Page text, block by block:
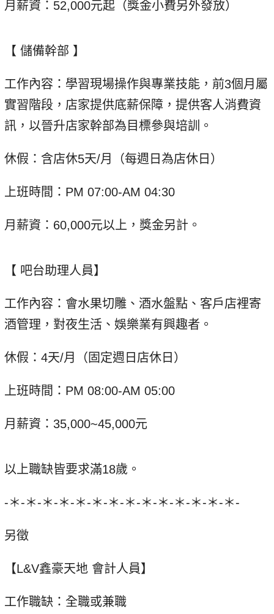
月薪資：52,000元起（獎金小費另外發放）
【 儲備幹部 】
工作內容：學習現場操作與專業技能，前3個月屬
實習階段，店家提供底薪保障，提供客人消費資
訊，以晉升店家幹部為目標參與培訓。
休假：含店休5天/月（每週日為店休日）
上班時間：PM 07:00-AM 04:30
月薪資：60,000元以上，獎金另計。
【 吧台助理人員】
工作內容：會水果切雕、酒水盤點、客戶店裡寄
酒管理，對夜生活、娛樂業有興趣者。
休假：4天/月（固定週日店休日）
上班時間：PM 08:00-AM 05:00
月薪資：35,000~45,000元
以上職缺皆要求滿18歲。
-＊-＊-＊-＊-＊-＊-＊-＊-＊-＊-＊-＊-＊-＊-
另徵
【L&V鑫豪天地 會計人員】
工作職缺：全職或兼職